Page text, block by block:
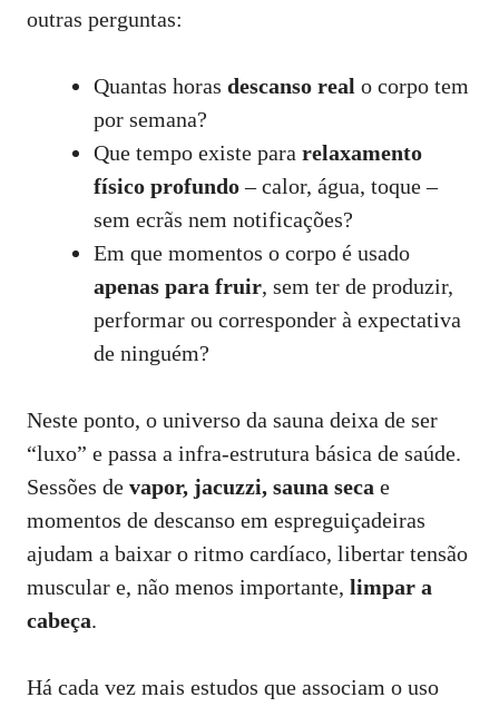
outras perguntas:
Quantas horas descanso real o corpo tem
por semana?
Que tempo existe para relaxamento
físico profundo– calor, água, toque –
sem ecrãs nem notificações?
Em que momentos o corpo é usado
apenas para fruir, sem ter de produzir,
performar ou corresponder à expectativa
de ninguém?
Neste ponto, o universo da sauna deixa de ser
“luxo” e passa a infra‑estrutura básica de saúde.
Sessões de vapor, jacuzzi, sauna seca e
momentos de descanso em espreguiçadeiras
ajudam a baixar o ritmo cardíaco, libertar tensão
muscular e, não menos importante, limpar a
cabeça.
Há cada vez mais estudos que associam o uso